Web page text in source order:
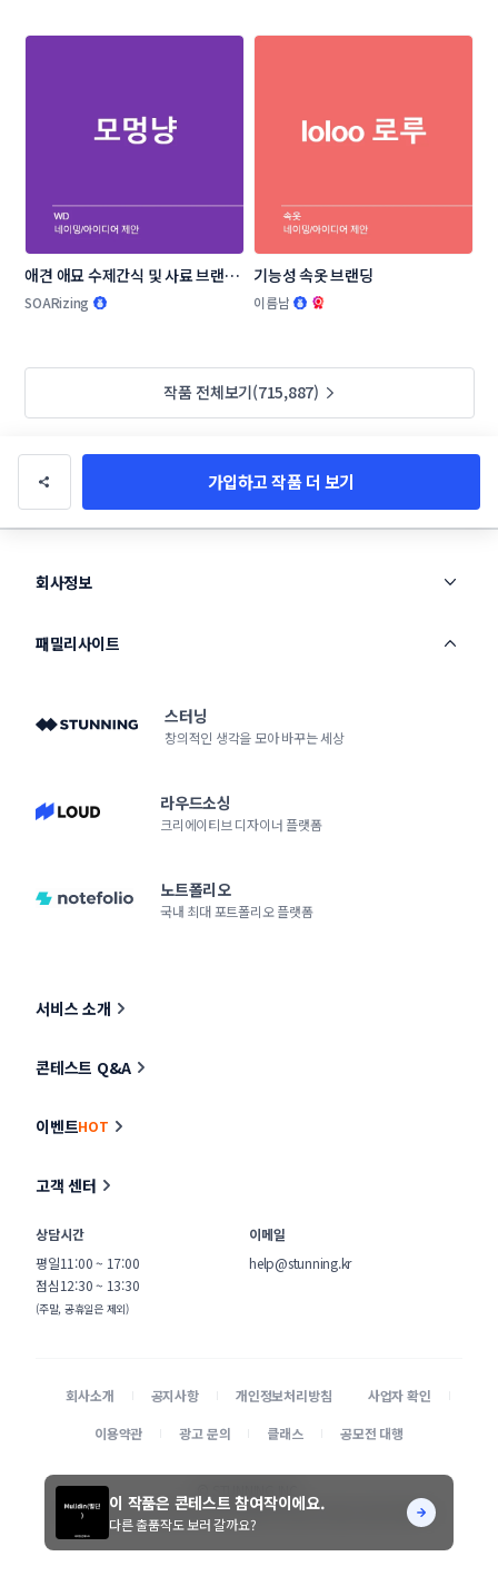
애견 애묘 수제간식 및 사료 브랜드
작명부탁드립니다.
SOARizing
기능성 속옷 브랜딩
이름남
작품 전체보기(715,887)
가입하고 작품 더 보기
회사정보
패밀리사이트
스터닝
창의적인 생각을 모아 바꾸는 세상
라우드소싱
크리에이티브 디자이너 플랫폼
노트폴리오
국내 최대 포트폴리오 플랫폼
서비스 소개
콘테스트 Q&A
이벤트HOT
고객 센터
상담시간
평일11:00 ~ 17:00
점심12:30 ~ 13:30
(주말, 공휴일은 제외)
이메일
help@stunning.kr
회사소개 공지사항 개인정보처리방침
사업자 확인
이용약관
광고 문의 클래스 공모전 대행
본 사이트에 게시된 디자이너 및 의뢰기업 정보가 무단으로 수집되는 것을 거부합니다.
이 작품은 콘테스트 참여작이에요.
다른 출품작도 보러 갈까요?